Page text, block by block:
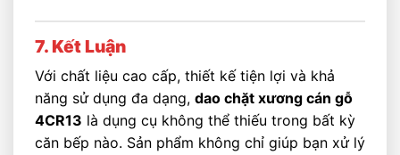
7. Kết Luận
Với chất liệu cao cấp, thiết kế tiện lợi và khả
năng sử dụng đa dạng, dao chặt xương cán gỗ
4CR13 là dụng cụ không thể thiếu trong bất kỳ
căn bếp nào. Sản phẩm không chỉ giúp bạn xử lý